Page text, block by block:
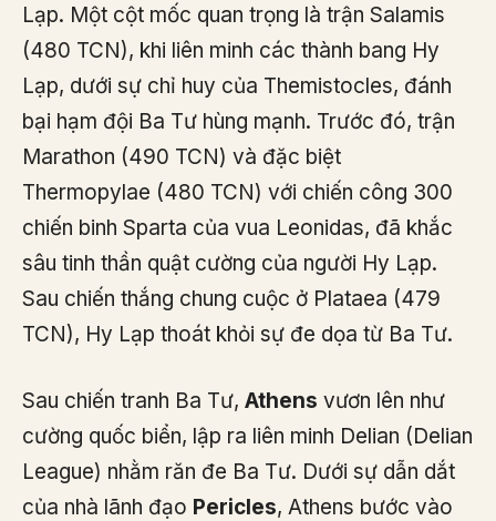
Lạp. Một cột mốc quan trọng là trận Salamis
(480 TCN), khi liên minh các thành bang Hy
Lạp, dưới sự chỉ huy của Themistocles, đánh
bại hạm đội Ba Tư hùng mạnh. Trước đó, trận
Marathon (490 TCN) và đặc biệt
Thermopylae (480 TCN) với chiến công 300
chiến binh Sparta của vua Leonidas, đã khắc
sâu tinh thần quật cường của người Hy Lạp.
Sau chiến thắng chung cuộc ở Plataea (479
TCN), Hy Lạp thoát khỏi sự đe dọa từ Ba Tư.
Sau chiến tranh Ba Tư, Athens vươn lên như
cường quốc biển, lập ra liên minh Delian (Delian
League) nhằm răn đe Ba Tư. Dưới sự dẫn dắt
của nhà lãnh đạo Pericles, Athens bước vào